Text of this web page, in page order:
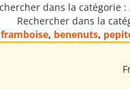
dans la catégorie :
Rechercher dans la
framboise, benenuts,